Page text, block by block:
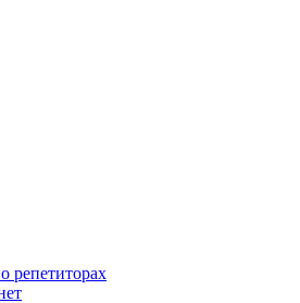
репетиторах